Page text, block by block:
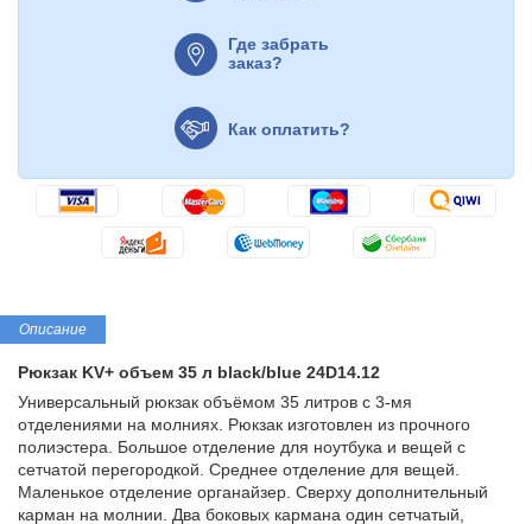
Где забрать
заказ?
Как оплатить?
Описание
Рюкзак KV+ объем 35 л black/blue 24D14.12
Универсальный рюкзак объёмом 35 литров с 3-мя
отделениями на молниях. Рюкзак изготовлен из прочного
полиэстера. Большое отделение для ноутбука и вещей с
сетчатой перегородкой. Среднее отделение для вещей.
Маленькое отделение органайзер. Сверху дополнительный
карман на молнии. Два боковых кармана один сетчатый,